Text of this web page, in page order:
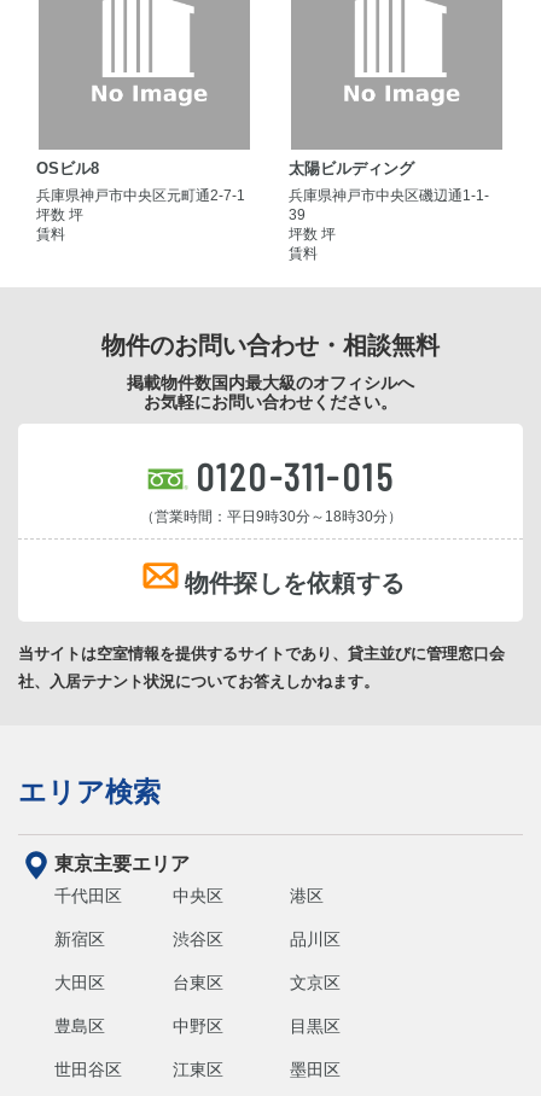
OSビル8
兵庫県神戸市中央区元町通2-7-1
坪数 坪
賃料
太陽ビルディング
兵庫県神戸市中央区磯辺通1-1-
39
坪数 坪
賃料
物件のお問い合わせ・相談無料
掲載物件数国内最大級のオフィシルへ
お気軽にお問い合わせください。
0120-311-015
（営業時間：平日9時30分～18時30分）
物件探しを依頼する
当サイトは空室情報を提供するサイトであり、貸主並びに管理窓口会
社、入居テナント状況についてお答えしかねます。
エリア検索
東京主要エリア
千代田区 中央区 港区
新宿区 渋谷区 品川区
大田区 台東区 文京区
豊島区 中野区 目黒区
世田谷区 江東区 墨田区